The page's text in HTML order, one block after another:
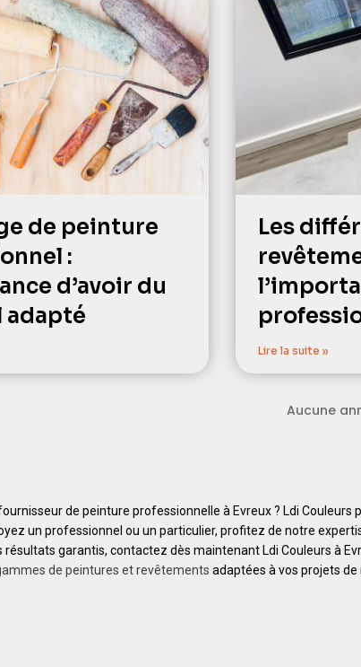
de peinture
:
d’avoir du
adapté
Les
Lire la suite »
Aucune
de peinture professionnelle à Evreux ? Ldi
un professionnel ou un particulier, profitez de notre
résultats garantis, contactez dès maintenant Ldi Couleurs à
de peintures et revêtements adaptées à vos projets